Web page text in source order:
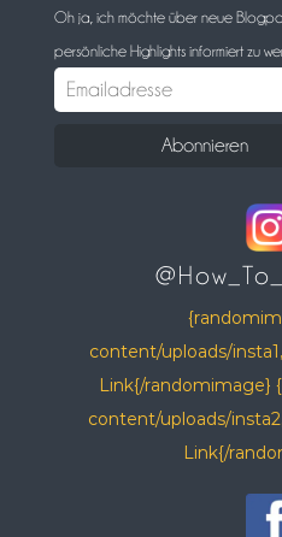
Oh ja, ich möchte über neue
persönliche Highlights informiert zu
content/uploads/
Link{/randomimage}
content/uploads/
Link{/